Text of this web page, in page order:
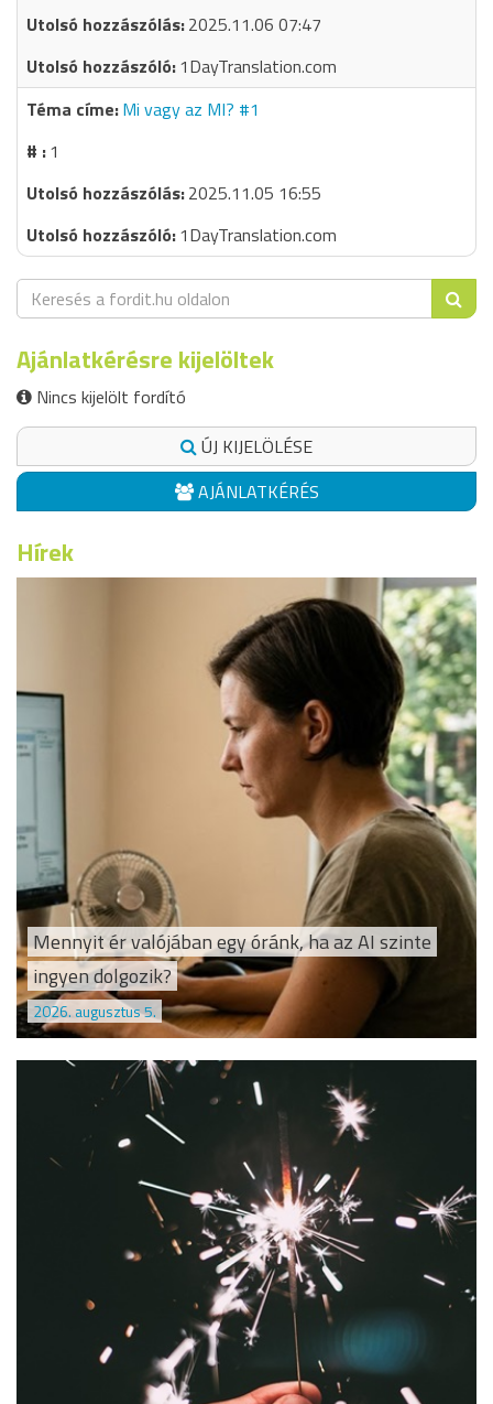
2025.11.06 07:47
1DayTranslation.com
Mi vagy az MI? #1
1
2025.11.05 16:55
1DayTranslation.com
Ajánlatkérésre kijelöltek
Nincs kijelölt fordító
ÚJ KIJELÖLÉSE
AJÁNLATKÉRÉS
Hírek
Mennyit ér valójában egy óránk, ha az AI szinte
ingyen dolgozik?
2026. augusztus 5.